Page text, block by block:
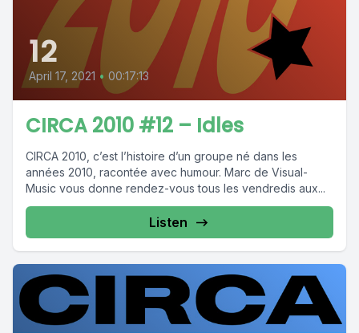
12
April 17, 2021 • 00:17:13
CIRCA 2010 #12 – Idles
CIRCA 2010, c’est l’histoire d’un groupe né dans les
années 2010, racontée avec humour. Marc de Visual-
Music vous donne rendez-vous tous les vendredis aux...
Listen